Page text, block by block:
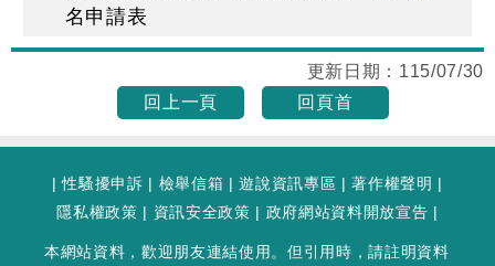
名申請表
更新日期： 115/07/30
回上一頁
回頁首
|性騷擾申訴 | 檢舉信箱 |遊說資訊專區 |著作權聲明 |
隱私權政策 | 資訊安全政策 | 政府網站資料開放宣告 |
本網站資料，歡迎朋友連結使用。但引用時，請註明資料